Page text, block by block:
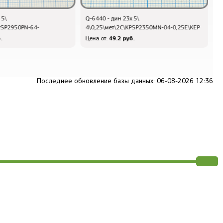
23x 5\
04-0,25E\KEP
руб.
Q-6634 - дин 28x 5\ 8\0,25\мет/
пл\2C\KPSP2850MN-08-0,25E
Цена от:66 руб.
Последнее обновление базы данных: 06-08-2026 12:36